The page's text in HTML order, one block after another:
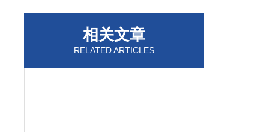
相关文章
RELATED ARTICLES